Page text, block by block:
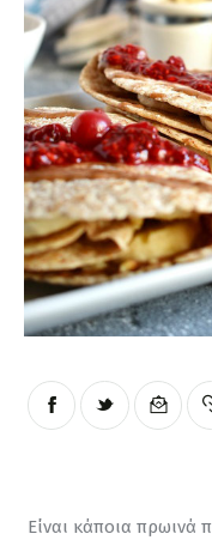
Είναι κάποια πρωινά